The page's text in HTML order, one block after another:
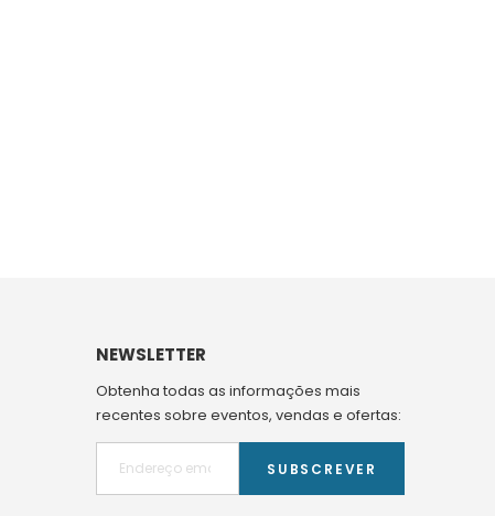
NEWSLETTER
Obtenha todas as informações mais
recentes sobre eventos, vendas e ofertas:
SUBSCREVER